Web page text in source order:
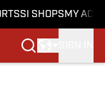
SI SHOPS MY